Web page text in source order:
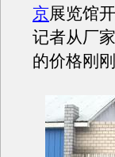
京展览馆
记者从厂
的价格刚